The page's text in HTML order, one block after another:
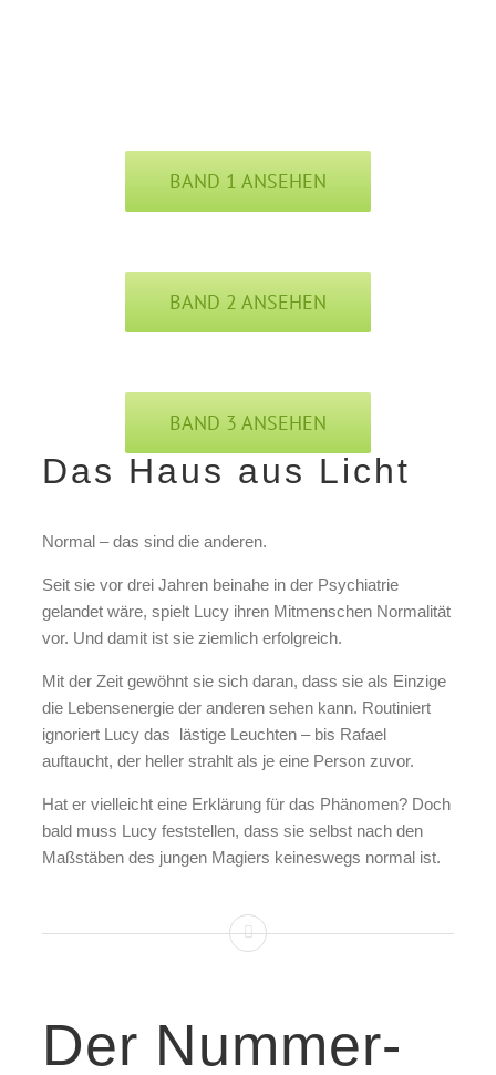
BAND 1 ANSEHEN
BAND 2 ANSEHEN
BAND 3 ANSEHEN
Das Haus aus Licht
Normal – das sind die anderen.
Seit sie vor drei Jahren beinahe in der Psychiatrie
gelandet wäre, spielt Lucy ihren Mitmenschen Normalität
vor. Und damit ist sie ziemlich erfolgreich.
Mit der Zeit gewöhnt sie sich daran, dass sie als Einzige
die Lebensenergie der anderen sehen kann. Routiniert
ignoriert Lucy das lästige Leuchten – bis Rafael
auftaucht, der heller strahlt als je eine Person zuvor.
Hat er vielleicht eine Erklärung für das Phänomen? Doch
bald muss Lucy feststellen, dass sie selbst nach den
Maßstäben des jungen Magiers keineswegs normal ist.
Der Nummer-